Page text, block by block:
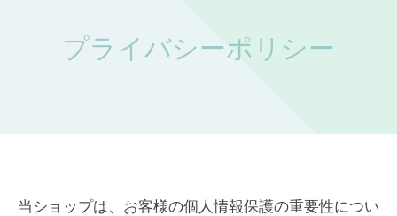
プライバシーポリシー
当ショップは、お客様の個人情報保護の重要性につい